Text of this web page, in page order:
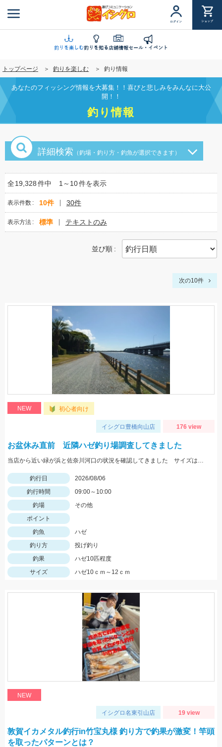
ン
に
移
動
ログイン ショップ
釣りを楽しむ釣りを知る店舗情報セール・イベント
トップページ 釣りを楽しむ 釣り情報
あなたのフィッシング情報を大募集！！喜びと悲しみをみんなに大公
開！！
釣り情報
詳細検索 （釣場・釣り方・釣魚が選択できます）
全19,328件中 1～10件を表示
表示件数 10件 30件
表示方法 標準 テキストのみ
並び順
次の10件
NEW 初心者向け
イシグロ豊橋向山店 176 view
お盆休み直前 近隣ハゼ釣り場調査してきました
当店から近い緑が浜と佐奈川河口の状況を確認してきました サイズはまだ小さめ 針サイズは6号がよさそうです
釣行日
2026/08/06
釣行時間
09:00～10:00
釣場
その他
ポイント
釣魚
ハゼ
釣り方
投げ釣り
釣果
ハゼ10匹程度
サイズ
ハゼ10ｃｍ～12ｃｍ
NEW
イシグロ名東引山店 19 view
敦賀イカメタル釣行in竹宝丸様 釣り方で釣果が激変！竿頭
を取ったパターンとは？